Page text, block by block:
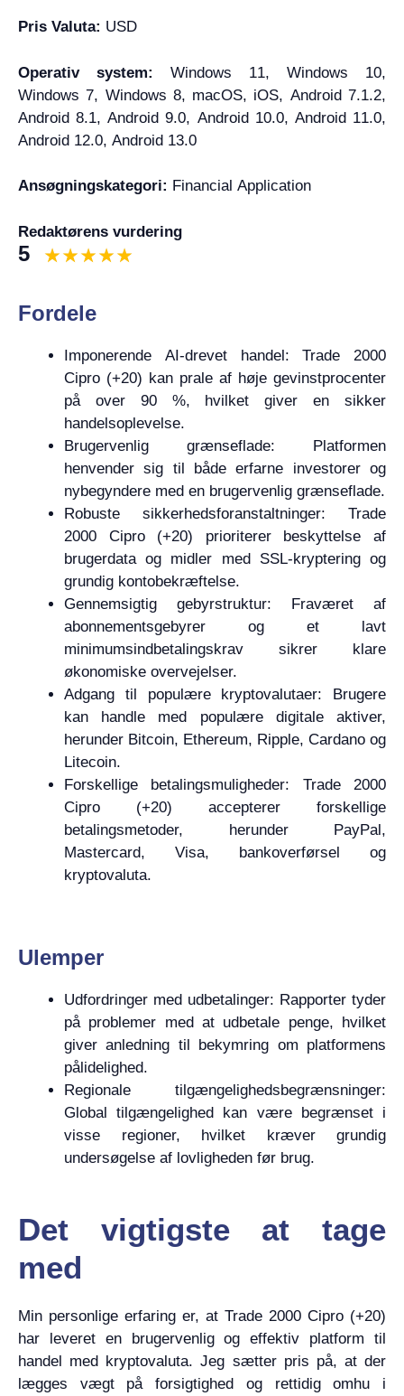
Pris Valuta: USD
Operativ system: Windows 11, Windows 10,
Windows 7, Windows 8, macOS, iOS, Android 7.1.2,
Android 8.1, Android 9.0, Android 10.0, Android 11.0,
Android 12.0, Android 13.0
Ansøgningskategori: Financial Application
Redaktørens vurdering
5
Fordele
Imponerende AI-drevet handel: Trade 2000
Cipro (+20) kan prale af høje gevinstprocenter
på over 90 %, hvilket giver en sikker
handelsoplevelse.
Brugervenlig grænseflade: Platformen
henvender sig til både erfarne investorer og
nybegyndere med en brugervenlig grænseflade.
Robuste sikkerhedsforanstaltninger: Trade
2000 Cipro (+20) prioriterer beskyttelse af
brugerdata og midler med SSL-kryptering og
grundig kontobekræftelse.
Gennemsigtig gebyrstruktur: Fraværet af
abonnementsgebyrer og et lavt
minimumsindbetalingskrav sikrer klare
økonomiske overvejelser.
Adgang til populære kryptovalutaer: Brugere
kan handle med populære digitale aktiver,
herunder Bitcoin, Ethereum, Ripple, Cardano og
Litecoin.
Forskellige betalingsmuligheder: Trade 2000
Cipro (+20) accepterer forskellige
betalingsmetoder, herunder PayPal,
Mastercard, Visa, bankoverførsel og
kryptovaluta.
Ulemper
Udfordringer med udbetalinger: Rapporter tyder
på problemer med at udbetale penge, hvilket
giver anledning til bekymring om platformens
pålidelighed.
Regionale tilgængelighedsbegrænsninger:
Global tilgængelighed kan være begrænset i
visse regioner, hvilket kræver grundig
undersøgelse af lovligheden før brug.
Det vigtigste at tage
med
Min personlige erfaring er, at Trade 2000 Cipro (+20)
har leveret en brugervenlig og effektiv platform til
handel med kryptovaluta. Jeg sætter pris på, at der
lægges vægt på forsigtighed og rettidig omhu i